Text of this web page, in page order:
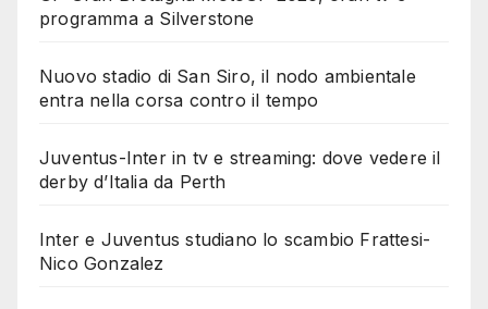
programma a Silverstone
Nuovo stadio di San Siro, il nodo ambientale
entra nella corsa contro il tempo
Juventus-Inter in tv e streaming: dove vedere il
derby d’Italia da Perth
Inter e Juventus studiano lo scambio Frattesi-
Nico Gonzalez